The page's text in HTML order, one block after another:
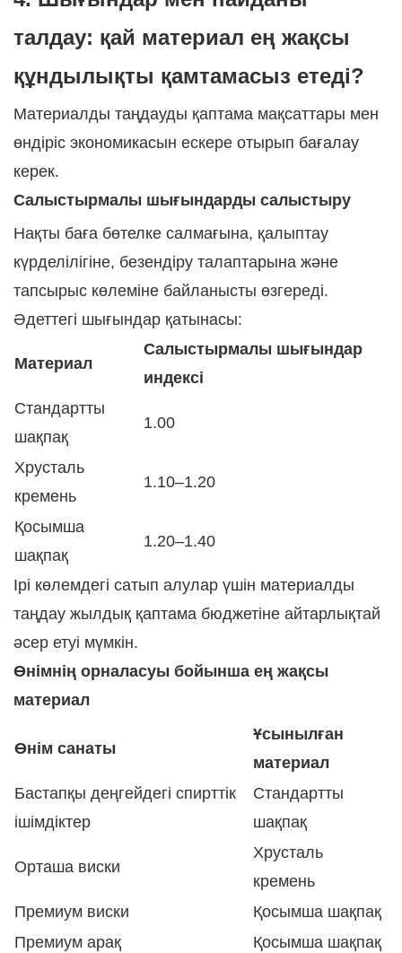
талдау: қай материал ең жақсы
құндылықты қамтамасыз етеді?
Материалды таңдауды қаптама мақсаттары мен
өндіріс экономикасын ескере отырып бағалау
керек.
Салыстырмалы шығындарды салыстыру
Нақты баға бөтелке салмағына, қалыптау
күрделілігіне, безендіру талаптарына және
тапсырыс көлеміне байланысты өзгереді.
Әдеттегі шығындар қатынасы:
Материал
Салыстырмалы шығындар
индексі
Стандартты
шақпақ
1.00
Хрусталь
кремень
1.10–1.20
Қосымша
шақпақ
1.20–1.40
Ірі көлемдегі сатып алулар үшін материалды
таңдау жылдық қаптама бюджетіне айтарлықтай
әсер етуі мүмкін.
Өнімнің орналасуы бойынша ең жақсы
материал
Өнім санаты
Ұсынылған
материал
Бастапқы деңгейдегі спирттік
ішімдіктер
Стандартты
шақпақ
Орташа виски
Хрусталь
кремень
Премиум виски
Қосымша шақпақ
Премиум арақ
Қосымша шақпақ